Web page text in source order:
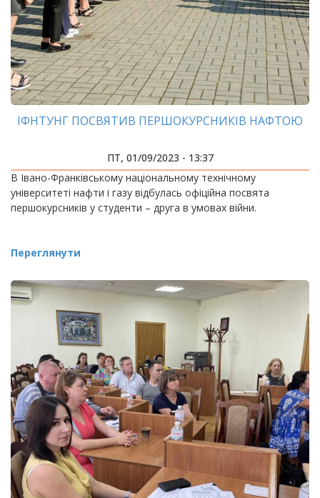
ІФНТУНГ ПОСВЯТИВ ПЕРШОКУРСНИКІВ НАФТОЮ
ПТ, 01/09/2023 - 13:37
В Івано-Франківському національному технічному
університеті нафти і газу відбулась офіційна посвята
першокурсників у студенти – друга в умовах війни.
Переглянути